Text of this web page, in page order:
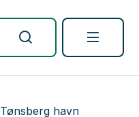
Tønsberg havn